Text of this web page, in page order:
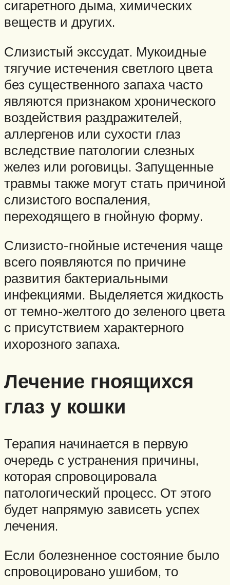
сигаретного дыма, химических
веществ и других.
Слизистый экссудат. Мукоидные
тягучие истечения светлого цвета
без существенного запаха часто
являются признаком хронического
воздействия раздражителей,
аллергенов или сухости глаз
вследствие патологии слезных
желез или роговицы. Запущенные
травмы также могут стать причиной
слизистого воспаления,
переходящего в гнойную форму.
Слизисто-гнойные истечения чаще
всего появляются по причине
развития бактериальными
инфекциями. Выделяется жидкость
от темно-желтого до зеленого цвета
с присутствием характерного
ихорозного запаха.
Лечение гноящихся
глаз у кошки
Терапия начинается в первую
очередь с устранения причины,
которая спровоцировала
патологический процесс. От этого
будет напрямую зависеть успех
лечения.
Если болезненное состояние было
спровоцировано ушибом, то